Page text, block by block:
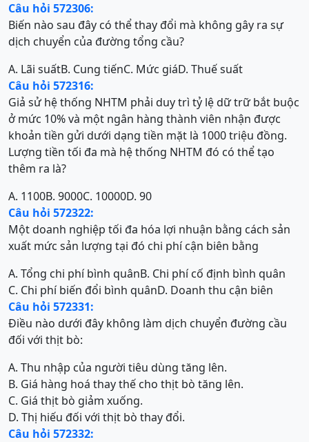
Câu hỏi 572306:
Biến nào sau đây có thể thay đổi mà không gây ra sự
dịch chuyển của đường tổng cầu?
A. Lãi suấtB. Cung tiếnC. Mức giáD. Thuế suất
Câu hỏi 572316:
Giả sử hệ thống NHTM phải duy trì tỷ lệ dữ trữ bắt buộc
ở mức 10% và một ngân hàng thành viên nhận được
khoản tiền gửi dưới dạng tiền mặt là 1000 triệu đồng.
Lượng tiền tối đa mà hệ thống NHTM đó có thể tạo
thêm ra là?
A. 1100B. 9000C. 10000D. 90
Câu hỏi 572322:
Một doanh nghiệp tối đa hóa lợi nhuận bằng cách sản
xuất mức sản lượng tại đó chi phí cận biên bằng
A. Tổng chi phí bình quânB. Chi phí cố định bình quân
C. Chi phí biến đổi bình quânD. Doanh thu cận biên
Câu hỏi 572331:
Điều nào dưới đây không làm dịch chuyển đường cầu
đối với thịt bò:
A. Thu nhập của người tiêu dùng tăng lên.
B. Giá hàng hoá thay thế cho thịt bò tăng lên.
C. Giá thịt bò giảm xuống.
D. Thị hiếu đối với thịt bò thay đổi.
Câu hỏi 572332: